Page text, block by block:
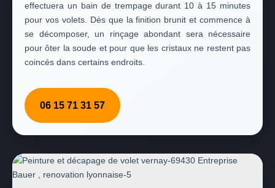
effectuera un bain de trempage durant 10 à 15 minutes
pour vos volets. Dès que la finition brunit et commence à
se décomposer, un rinçage abondant sera nécessaire
pour ôter la soude et pour que les cristaux ne restent pas
coincés dans certains endroits.
06 15 71 31 57